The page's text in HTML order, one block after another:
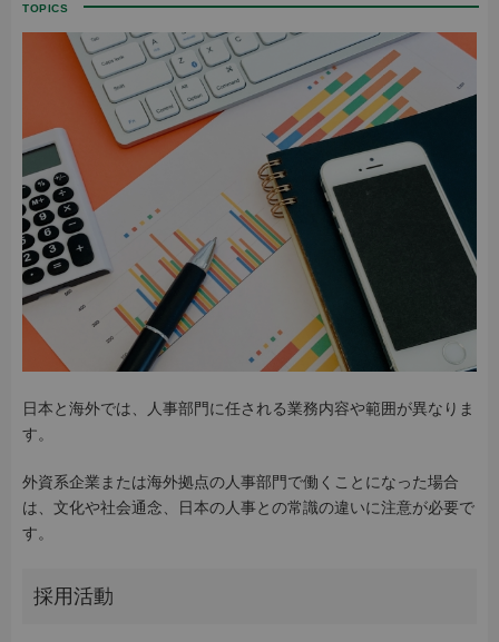
日本と海外では、人事部門に任される業務内容や範囲が異なりま
す。
外資系企業または海外拠点の人事部門で働くことになった場合
は、文化や社会通念、日本の人事との常識の違いに注意が必要で
す。
採用活動